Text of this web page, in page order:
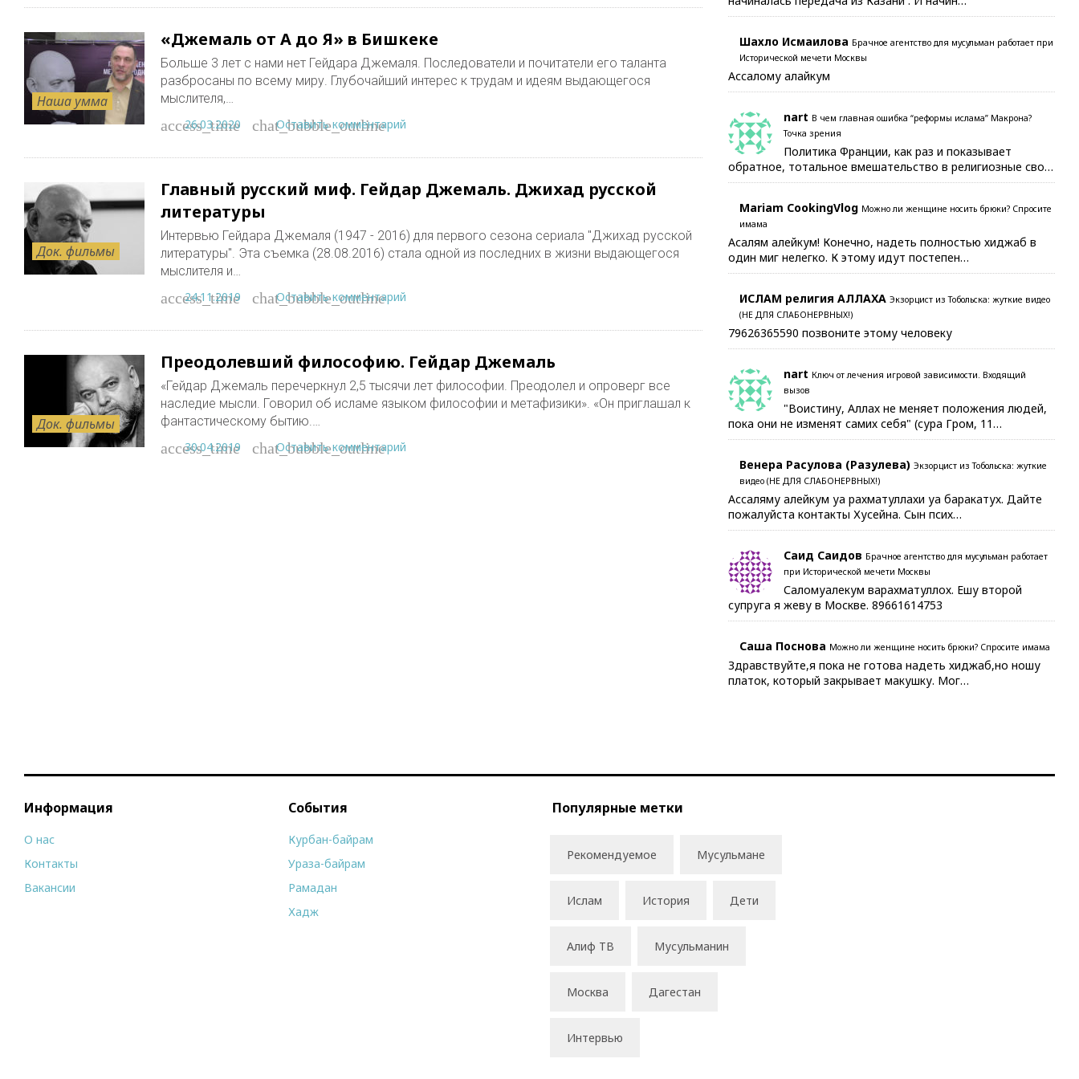
Наша умма
«Джемаль от А до Я» в Бишкеке
Больше 3 лет с нами нет Гейдара Джемаля. Последователи и почитатели его таланта
разбросаны по всему миру. Глубочайший интерес к трудам и идеям выдающегося
мыслителя,…
access_time
26.03.2020 chat_bubble_outline
Оставить комментарий
Док. фильмы
Главный русский миф. Гейдар Джемаль. Джихад русской
литературы
Интервью Гейдара Джемаля (1947 - 2016) для первого сезона сериала "Джихад русской
литературы". Эта съемка (28.08.2016) стала одной из последних в жизни выдающегося
мыслителя и…
access_time
24.11.2019 chat_bubble_outline
Оставить комментарий
Док. фильмы
Преодолевший философию. Гейдар Джемаль
«Гейдар Джемаль перечеркнул 2,5 тысячи лет философии. Преодолел и опроверг все
наследие мысли. Говорил об исламе языком философии и метафизики». «Он приглашал к
фантастическому бытию.…
access_time
30.04.2019 chat_bubble_outline
Оставить комментарий
Шахло Исмаилова Брачное агентство для мусульман работает при
Исторической мечети Москвы
Ассалому алайкум
nart В чем главная ошибка “реформы ислама” Макрона?
Точка зрения
Политика Франции, как раз и показывает
обратное, тотальное вмешательство в религиозные сво…
Mariam CookingVlog Можно ли женщине носить брюки? Спросите
имама
Асалям алейкум! Конечно, надеть полностью хиджаб в
один миг нелегко. К этому идут постепен…
ИСЛАМ религия АЛЛАХА Экзорцист из Тобольска: жуткие видео
(НЕ ДЛЯ СЛАБОНЕРВНЫХ!)
79626365590 позвоните этому человеку
nart Ключ от лечения игровой зависимости. Входящий
вызов
"Воистину, Аллах не меняет положения людей,
пока они не изменят самих себя" (сура Гром, 11…
Венера Расулова (Разулева) Экзорцист из Тобольска: жуткие
видео (НЕ ДЛЯ СЛАБОНЕРВНЫХ!)
Ассаляму алейкум уа рахматуллахи уа баракатух. Дайте
пожалуйста контакты Хусейна. Сын псих…
Саид Саидов Брачное агентство для мусульман работает
при Исторической мечети Москвы
Саломуалекум варахматуллох. Ешу второй
супруга я жеву в Москве. 89661614753
Саша Поснова Можно ли женщине носить брюки? Спросите имама
Здравствуйте,я пока не готова надеть хиджаб,но ношу
платок, который закрывает макушку. Мог…
Информация
О нас
Контакты
Вакансии
События
Курбан-байрам
Ураза-байрам
Рамадан
Хадж
Популярные метки
Рекомендуемое Мусульмане
Ислам История Дети
Алиф ТВ Мусульманин
Москва Дагестан
Интервью